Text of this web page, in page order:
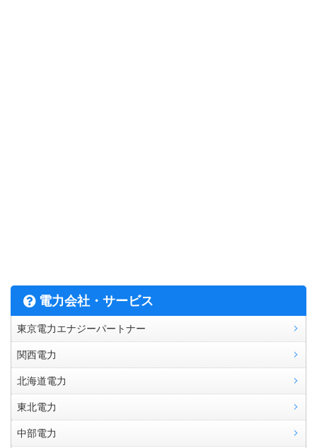
電力会社・サービス
東京電力エナジーパートナー
関西電力
北海道電力
東北電力
中部電力